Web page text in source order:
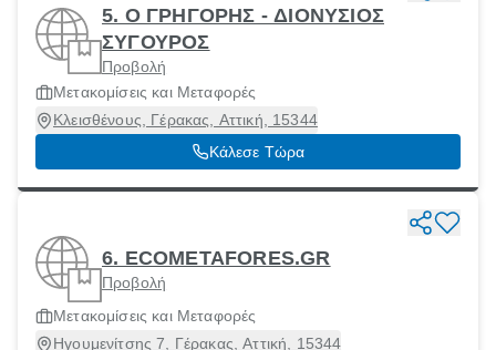
5. Ο ΓΡΗΓΟΡΗΣ - ΔΙΟΝΥΣΙΟΣ
ΣΥΓΟΥΡΟΣ
Προβολή
Μετακομίσεις και Μεταφορές
Κλεισθένους, Γέρακας, Αττική, 15344
Κάλεσε Τώρα
6. ECOMETAFORES.GR
Προβολή
Μετακομίσεις και Μεταφορές
Ηγουμενίτσης 7, Γέρακας, Αττική, 15344